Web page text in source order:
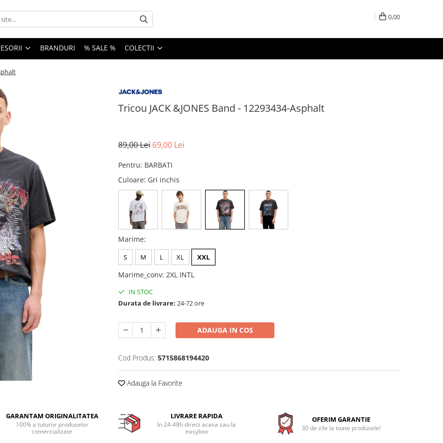
0,00
BRANDURI % SALE % COLECTII
Tricou JACK &JONES Band - 12293434-Asphalt
89,00 Lei 69,00 Lei
Pentru: BARBATI
Culoare: Gri inchis
Marime:
S M L XL XXL
Marime_conv: 2XL INTL
IN STOC
Durata de livrare: 24-72 ore
ADAUGA IN COS
Cod Produs: 5715868194420
Adauga la Favorite
GARANTAM ORIGINALITATEA
100% a tuturor produselor
comercializate
LIVRARE RAPIDA
In 24-48h direct acasa sau la
easybox
OFERIM GARANTIE
30 de zile la toate produsele!